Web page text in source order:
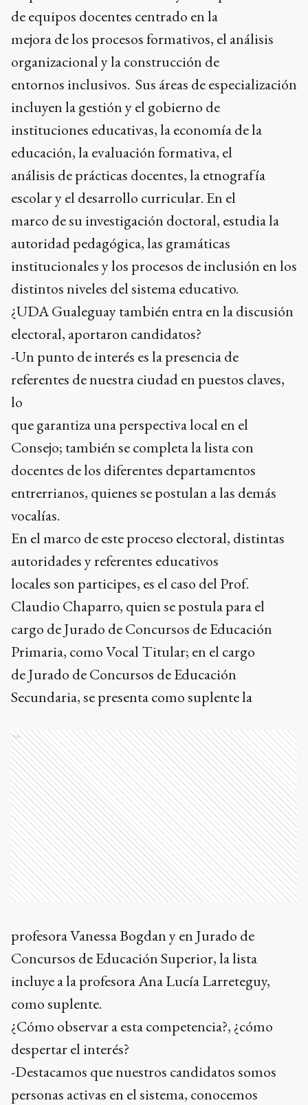
de equipos docentes centrado en la
mejora de los procesos formativos, el análisis
organizacional y la construcción de
entornos inclusivos. Sus áreas de especialización
incluyen la gestión y el gobierno de
instituciones educativas, la economía de la
educación, la evaluación formativa, el
análisis de prácticas docentes, la etnografía
escolar y el desarrollo curricular. En el
marco de su investigación doctoral, estudia la
autoridad pedagógica, las gramáticas
institucionales y los procesos de inclusión en los
distintos niveles del sistema educativo.
¿UDA Gualeguay también entra en la discusión
electoral, aportaron candidatos?
-Un punto de interés es la presencia de
referentes de nuestra ciudad en puestos claves,
lo
que garantiza una perspectiva local en el
Consejo; también se completa la lista con
docentes de los diferentes departamentos
entrerrianos, quienes se postulan a las demás
vocalías.
En el marco de este proceso electoral, distintas
autoridades y referentes educativos
locales son participes, es el caso del Prof.
Claudio Chaparro, quien se postula para el
cargo de Jurado de Concursos de Educación
Primaria, como Vocal Titular; en el cargo
de Jurado de Concursos de Educación
Secundaria, se presenta como suplente la
Ads
profesora Vanessa Bogdan y en Jurado de
Concursos de Educación Superior, la lista
incluye a la profesora Ana Lucía Larreteguy,
como suplente.
¿Cómo observar a esta competencia?, ¿cómo
despertar el interés?
-Destacamos que nuestros candidatos somos
personas activas en el sistema, conocemos